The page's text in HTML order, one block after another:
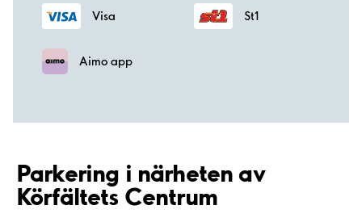
Visa St1
Aimo app
Parkering i närheten av
Körfältets Centrum